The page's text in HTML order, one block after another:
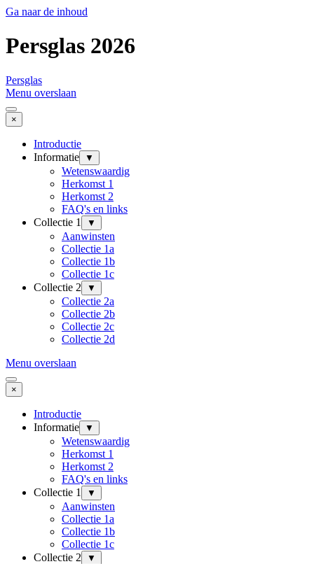
Ga naar de inhoud
Persglas 2026
Persglas
Menu overslaan
×
Introductie
Informatie
▼
Wetenswaardig
Herkomst 1
Herkomst 2
FAQ's en links
Collectie 1
▼
Aanwinsten
Collectie 1a
Collectie 1b
Collectie 1c
Collectie 2
▼
Collectie 2a
Collectie 2b
Collectie 2c
Collectie 2d
Menu overslaan
×
Introductie
Informatie
▼
Wetenswaardig
Herkomst 1
Herkomst 2
FAQ's en links
Collectie 1
▼
Aanwinsten
Collectie 1a
Collectie 1b
Collectie 1c
Collectie 2
▼